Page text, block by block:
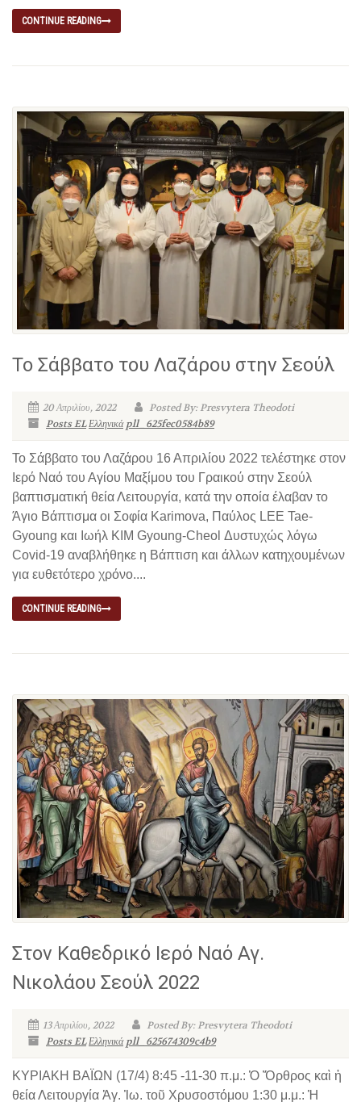
CONTINUE READING
Το Σάββατο του Λαζάρου στην Σεούλ
20 Απριλίου, 2022
Posted By: Presvytera Theodoti
Posts ELΕλληνικά pll_625fec0584b89
Το Σάββατο του Λαζάρου 16 Απριλίου 2022 τελέστηκε στον
Ιερό Ναό του Αγίου Μαξίμου του Γραικού στην Σεούλ
βαπτισματική θεία Λειτουργία, κατά την οποία έλαβαν το
Άγιο Βάπτισμα οι Σοφία Karimova, Παύλος LEE Tae-
Gyoung και Ιωήλ KIM Gyoung-Cheol Δυστυχώς λόγω
Covid-19 αναβλήθηκε η Βάπτιση και άλλων κατηχουμένων
για ευθετότερο χρόνο....
CONTINUE READING
Στον Καθεδρικό Ιερό Ναό Αγ.
Νικολάου Σεούλ 2022
13 Απριλίου, 2022
Posted By: Presvytera Theodoti
Posts ELΕλληνικά pll_625674309c4b9
ΚΥΡΙΑΚΗ ΒΑΪΩΝ (17/4) 8:45 -11-30 π.μ.: Ὁ Ὄρθρος καὶ ἡ
θεία Λειτουργία Ἁγ. Ἰω. τοῦ Χρυσοστόμου 1:30 μ.μ.: Ἡ